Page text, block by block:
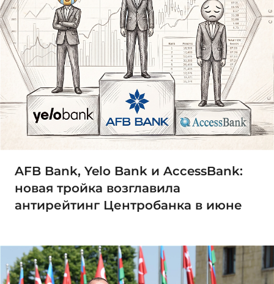
AFB Bank, Yelo Bank и AccessBank:
новая тройка возглавила
антирейтинг Центробанка в июне